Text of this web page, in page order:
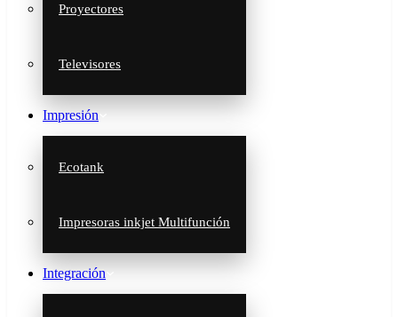
Proyectores
Televisores
Impresión
Ecotank
Impresoras inkjet Multifunción
Integración